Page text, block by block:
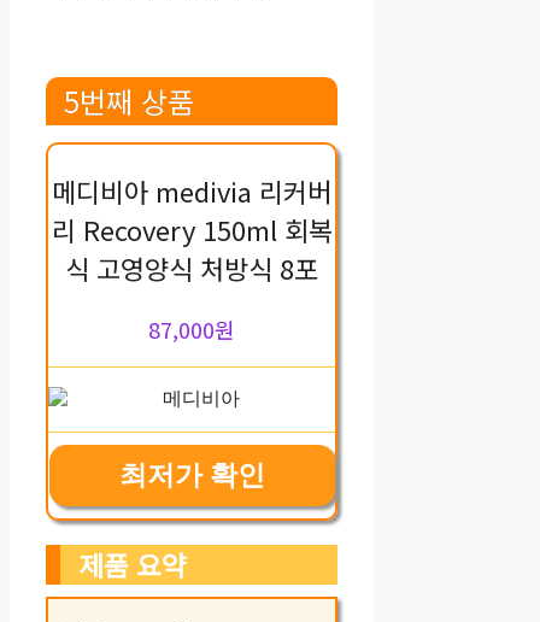
5번째 상품
메디비아 medivia 리커버
리 Recovery 150ml 회복
식 고영양식 처방식 8포
87,000원
최저가 확인
제품 요약